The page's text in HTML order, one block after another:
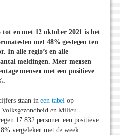
tot en met 12 oktober 2021 is het
met 48% gestegen ten
In alle regio’s en alle
meldingen. Meer mensen
mensen met een positieve
staan in een tabel op
en Milieu -
17.832 personen een positieve
vergeleken met de week